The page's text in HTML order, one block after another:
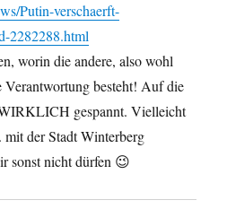
Putin-verschaerft-
2282288.html
worin die andere, also wohl
Verantwortung besteht! Auf die
gespannt. Vielleicht
der Stadt Winterberg
sonst nicht dürfen 😉